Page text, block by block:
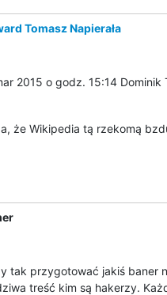
Tomasz Napierała
2015 o godz. 15:14 Dominik
że Wikipedia tą rzekomą
tak przygotować jakiś baner
treść kim są hakerzy.